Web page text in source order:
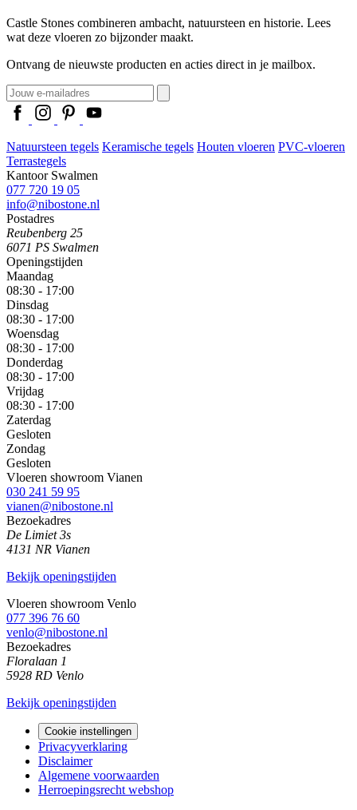
Castle Stones combineren ambacht, natuursteen en historie. Lees
wat deze vloeren zo bijzonder maakt.
Ontvang de nieuwste producten en acties direct in je mailbox.
Natuursteen tegels Keramische tegels Houten vloeren PVC-vloeren
Terrastegels
Kantoor Swalmen
077 720 19 05
info@nibostone.nl
Postadres
Reubenberg 25
6071 PS Swalmen
Openingstijden
Maandag
08:30 - 17:00
Dinsdag
08:30 - 17:00
Woensdag
08:30 - 17:00
Donderdag
08:30 - 17:00
Vrijdag
08:30 - 17:00
Zaterdag
Gesloten
Zondag
Gesloten
Vloeren showroom Vianen
030 241 59 95
vianen@nibostone.nl
Bezoekadres
De Limiet 3s
4131 NR Vianen
Bekijk openingstijden
Vloeren showroom Venlo
077 396 76 60
venlo@nibostone.nl
Bezoekadres
Floralaan 1
5928 RD Venlo
Bekijk openingstijden
Cookie instellingen
Privacyverklaring
Disclaimer
Algemene voorwaarden
Herroepingsrecht webshop